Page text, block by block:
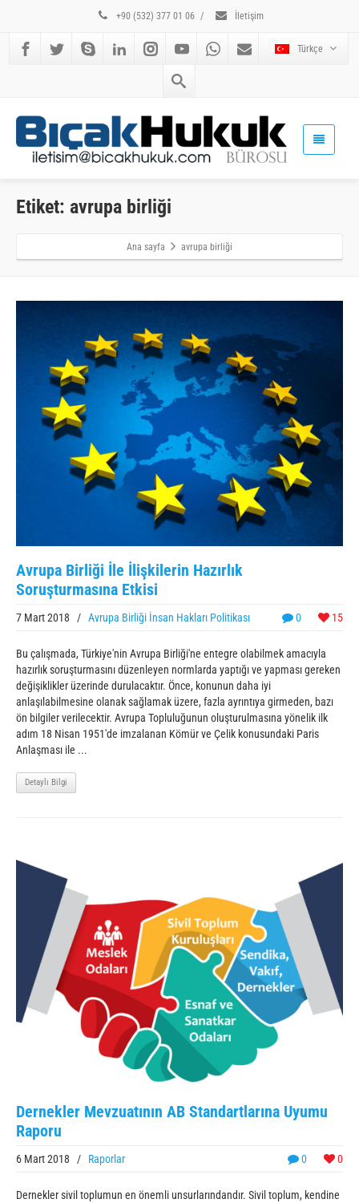
+90 (532) 377 01 06 / İletişim
Türkçe
Etiket: avrupa birliği
Ana sayfa avrupa birliği
Avrupa Birliği İle İlişkilerin Hazırlık
Soruşturmasına Etkisi
0 15
7 Mart 2018 / Avrupa Birliği İnsan Hakları Politikası
Bu çalışmada, Türkiye'nin Avrupa Birliği'ne entegre olabilmek amacıyla
hazırlık soruşturmasını düzenleyen normlarda yaptığı ve yapması gereken
değişiklikler üzerinde durulacaktır. Önce, konunun daha iyi
anlaşılabilmesine olanak sağlamak üzere, fazla ayrıntıya girmeden, bazı
ön bilgiler verilecektir. Avrupa Topluluğunun oluşturulmasına yönelik ilk
adım 18 Nisan 1951'de imzalanan Kömür ve Çelik konusundaki Paris
Anlaşması ile ...
Detaylı Bilgi
Dernekler Mevzuatının AB Standartlarına Uyumu
Raporu
0 0
6 Mart 2018 / Raporlar
Dernekler sivil toplumun en önemli unsurlarındandır. Sivil toplum, kendine